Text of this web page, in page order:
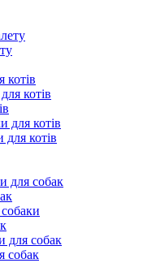
котів
котів
для котів
котів
для собак
собаки
для собак
собак